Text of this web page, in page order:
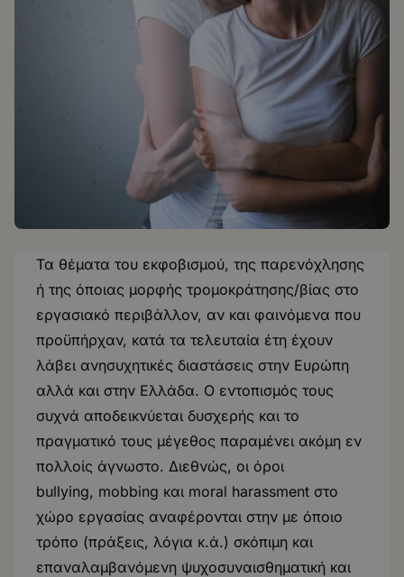
Τα θέματα του εκφοβισμού, της παρενόχλησης
ή της όποιας μορφής τρομοκράτησης/βίας στο
εργασιακό περιβάλλον, αν και φαινόμενα που
προϋπήρχαν, κατά τα τελευταία έτη έχουν
λάβει ανησυχητικές διαστάσεις στην Ευρώπη
αλλά και στην Ελλάδα. Ο εντοπισμός τους
συχνά αποδεικνύεται δυσχερής και το
πραγματικό τους μέγεθος παραμένει ακόμη εν
πολλοίς άγνωστο. Διεθνώς, οι όροι
bullying, mobbing και moral harassment στο
χώρο εργασίας αναφέρονται στην με όποιο
τρόπο (πράξεις, λόγια κ.ά.) σκόπιμη και
επαναλαμβανόμενη ψυχoσυναισθηματική και